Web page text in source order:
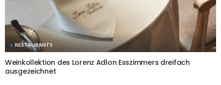
RESTAURANTS
Weinkollektion des Lorenz Adlon Esszimmers dreifach
ausgezeichnet